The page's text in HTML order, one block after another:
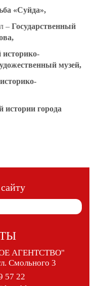
«Суйда»,
– Государственный
музей,
истории города
АГЕНТСТВО"
Смольного 3
57 22